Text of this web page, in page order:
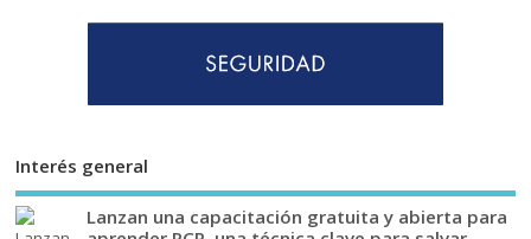
Interés general
Lanzan una capacitación gratuita y abierta para